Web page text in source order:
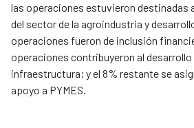
las operaciones estuvieron destinadas
del sector de la agroindustria y
operaciones fueron de inclusión
operaciones contribuyeron al desarrollo
infraestructura; y el 8% restante se
apoyo a PYMES.